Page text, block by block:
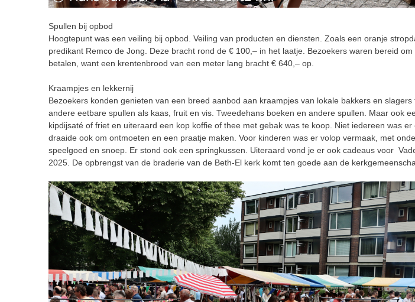
Spullen bij opbod
Hoogtepunt was een veiling bij opbod. Veiling van producten en diensten. Zoals een oranje
predikant Remco de Jong. Deze bracht rond de € 100,– in het laatje. Bezoekers waren bereid
betalen, want een krentenbrood van een meter lang bracht € 640,– op.
Kraampjes en lekkernij
Bezoekers konden genieten van een breed aanbod aan kraampjes van lokale bakkers en
andere eetbare spullen als kaas, fruit en vis. Tweedehans boeken en andere spullen. Maar ook
kipdijsaté of friet en uiteraard een kop koffie of thee met gebak was te koop. Niet iedereen was
draaide ook om ontmoeten en een praatje maken. Voor kinderen was er volop vermaak, met
speelgoed en snoep. Er stond ook een springkussen. Uiteraard vond je er ook cadeaus voor
2025. De opbrengst van de braderie van de Beth-El kerk komt ten goede aan de